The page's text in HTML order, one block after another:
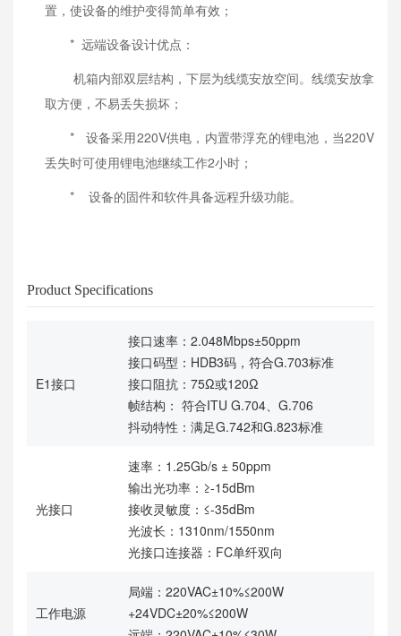
置，使设备的维护变得简单有效；
* 远端设备设计优点：
机箱内部双层结构，下层为线缆安放空间。线缆安放拿
取方便，不易丢失损坏；
* 设备采用220V供电，内置带浮充的锂电池，当220V
丢失时可使用锂电池继续工作2小时；
* 设备的固件和软件具备远程升级功能。
Product Specifications
E1接口
接口速率：2.048Mbps±50ppm
接口码型：HDB3码，符合G.703标准
接口阻抗：75Ω或120Ω
帧结构： 符合ITU G.704、G.706
抖动特性：满足G.742和G.823标准
光接口
速率：1.25Gb/s ± 50ppm
输出光功率：≥-15dBm
接收灵敏度：≤-35dBm
光波长：1310nm/1550nm
光接口连接器：FC单纤双向
工作电源
局端：220VAC±10%≤200W
+24VDC±20%≤200W